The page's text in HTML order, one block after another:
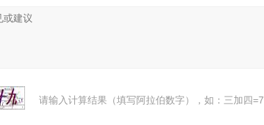
请输入计算结果（填写阿拉伯数字），如：三加四=7